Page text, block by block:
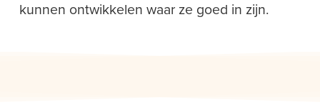
kunnen ontwikkelen waar ze goed in zijn.